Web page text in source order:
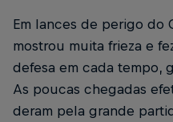
Em lances de perigo do
mostrou muita frieza e
defesa em cada tempo,
As poucas chegadas
deram pela grande